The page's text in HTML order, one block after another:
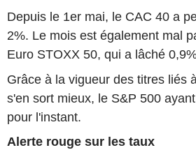
Depuis le 1er mai, le CAC 40 a
2%. Le mois est également mal
Euro STOXX 50, qui a lâché
Grâce à la vigueur des titres liés
s'en sort mieux, le S&P 500
pour l'instant.
Alerte rouge sur les taux